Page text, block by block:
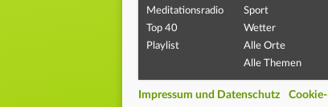
Meditationsradio
Top 40
Playlist
Sport
Wetter
Alle Orte
Alle Themen
Impressum und Datenschutz